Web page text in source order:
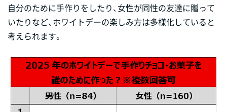
自分のために手作りをしたり、女性が同性の友達に贈って
いたりなど、ホワイトデーの楽しみ方は多様化していると
考えられます。